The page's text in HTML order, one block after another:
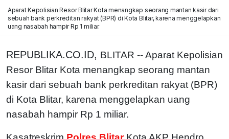
Aparat Kepolisian Resor Blitar Kota menangkap seorang mantan kasir dari
sebuah bank perkreditan rakyat (BPR) di Kota Blitar, karena menggelapkan
uang nasabah hampir Rp 1 miliar.
REPUBLIKA.CO.ID, BLITAR -- Aparat Kepolisian
Resor Blitar Kota menangkap seorang mantan
kasir dari sebuah bank perkreditan rakyat (BPR)
di Kota Blitar, karena menggelapkan uang
nasabah hampir Rp 1 miliar.